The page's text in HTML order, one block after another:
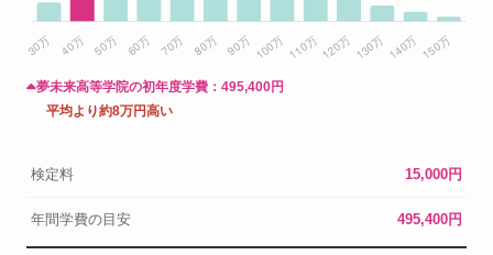
夢未来高等学院の初年度学費： 495,400円
平均より約8万円高い
検定料 15,000円
年間学費の目安 495,400円